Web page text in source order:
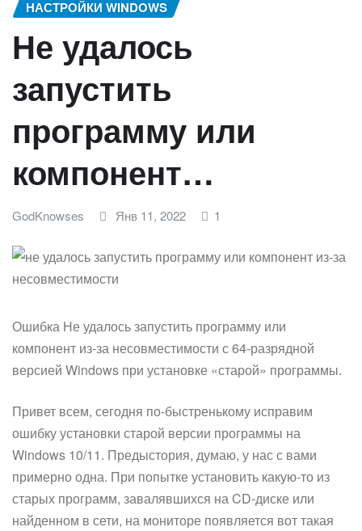
НАСТРОЙКИ WINDOWS
Не удалось
запустить
программу или
компонент…
GodKnowses Янв 11, 2022 1
Ошибка Не удалось запустить программу или
компонент из-за несовместимости с 64-разрядной
версией Windows при установке «старой» программы.
Привет всем, сегодня по-быстренькому исправим
ошибку установки старой версии программы на
Windows 10/11. Предыстория, думаю, у нас с вами
примерно одна. При попытке установить какую-то из
старых программ, завалявшихся на CD-диске или
найденном в сети, на мониторе появляется вот такая